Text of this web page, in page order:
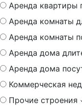
Аренда квартиры
Аренда комнаты
Аренда комнаты
Аренда дома
Аренда дома
Коммерческая
Прочие строения